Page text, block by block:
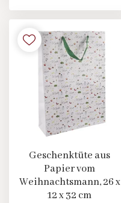
Geschenktüte aus
Papier vom
Weihnachtsmann, 26 x
12 x 32 cm